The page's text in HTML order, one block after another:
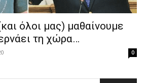
όλοι μας) μαθαίνουμε
τη χώρα…
0